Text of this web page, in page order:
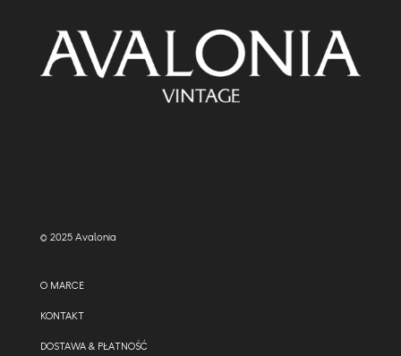
© 2025 Avalonia
O MARCE
KONTAKT
DOSTAWA & PŁATNOŚĆ